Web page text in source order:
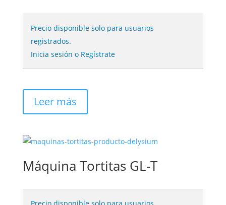
Precio disponible solo para usuarios
registrados.
Inicia sesión o Regístrate
Leer más
Máquina Tortitas GL-T